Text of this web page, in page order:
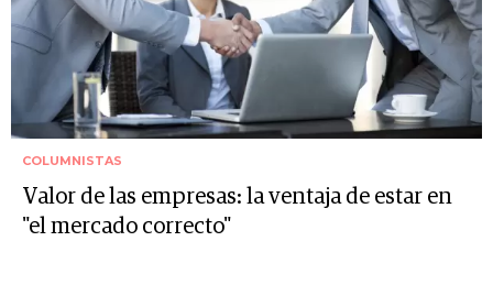
COLUMNISTAS
Valor de las empresas: la ventaja de estar en
"el mercado correcto"